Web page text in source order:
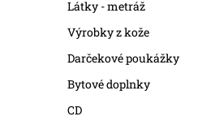
Látky - metráž
Výrobky z kože
Darčekové poukážky
Bytové doplnky
CD